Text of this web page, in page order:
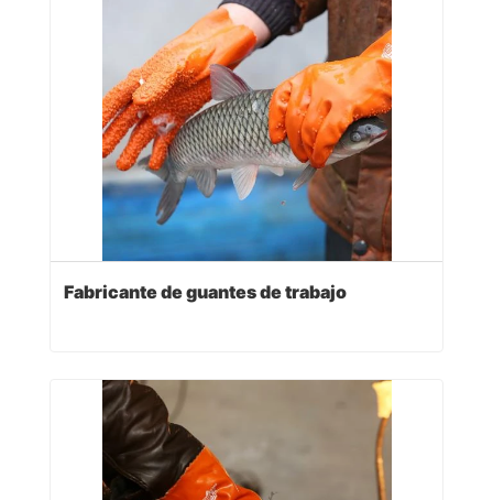
Fabricante de guantes de trabajo